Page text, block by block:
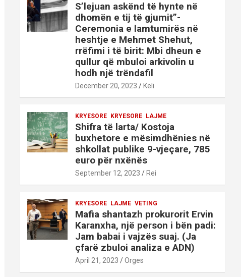
S’lejuan askënd të hynte në
dhomën e tij të gjumit”-
Ceremonia e lamtumirës në
heshtje e Mehmet Shehut,
rrëfimi i të birit: Mbi dheun e
qullur që mbuloi arkivolin u
hodh një trëndafil
December 20, 2023 Keli
KRYESORE KRYESORE LAJME
Shifra të larta/ Kostoja
buxhetore e mësimdhënies në
shkollat publike 9-vjeçare, 785
euro për nxënës
September 12, 2023 Rei
KRYESORE LAJME VETING
Mafia shantazh prokurorit Ervin
Karanxha, një person i bën padi:
Jam babai i vajzës suaj. (Ja
çfarë zbuloi analiza e ADN)
April 21, 2023 Orges